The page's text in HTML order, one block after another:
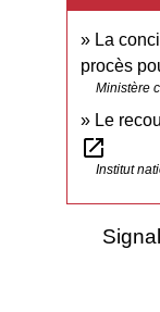
La
procès
Ministère
Le
open_in_new
Institut